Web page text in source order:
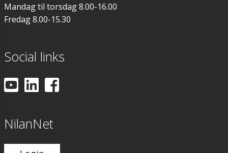
Mandag til torsdag 8.00-16.00
Fredag 8.00-15.30
Social links
NilanNet